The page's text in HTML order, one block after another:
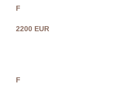
F
2200 EUR
F